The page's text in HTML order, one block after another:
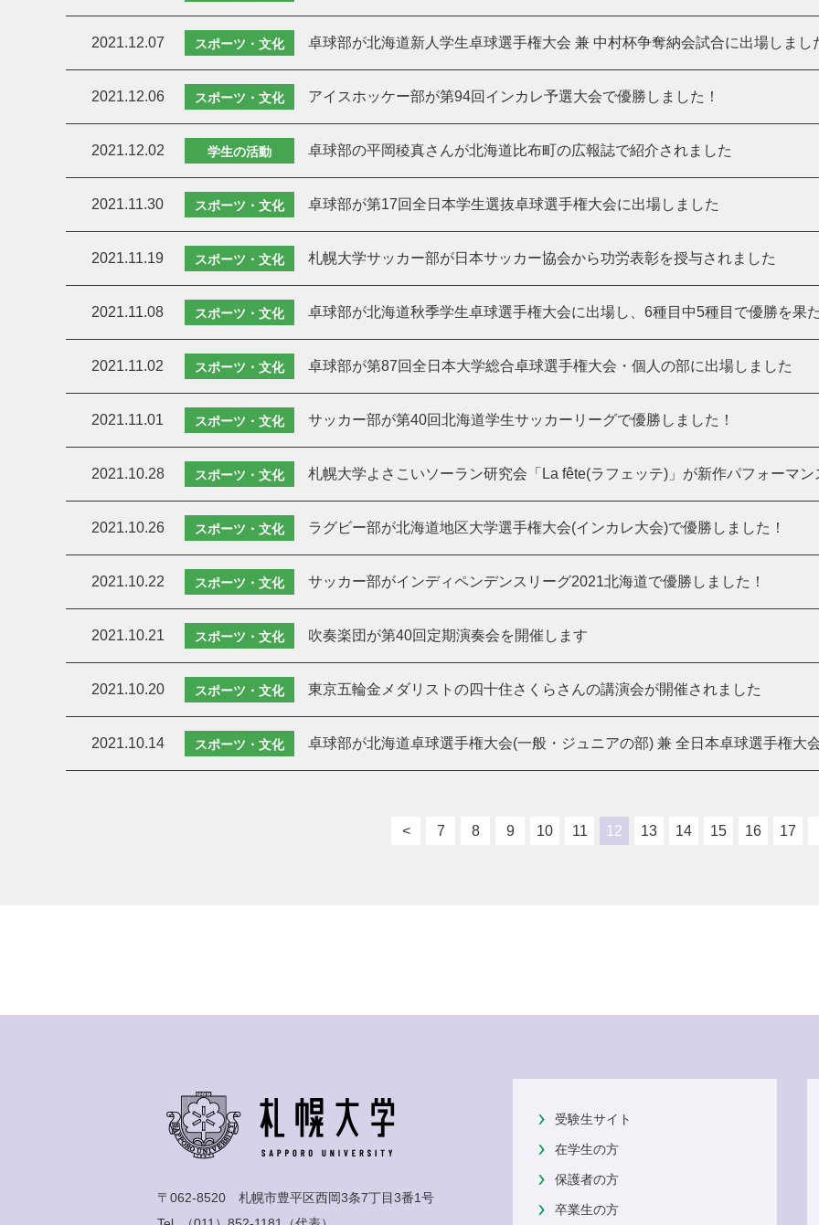
2021.12.07 スポーツ・文化 卓球部が北海道新人学生卓球選手権大会 兼 中村杯争奪納会試合に出場しまし
2021.12.06 スポーツ・文化 アイスホッケー部が第94回インカレ予選大会で優勝しました！
2021.12.02 学生の活動 卓球部の平岡稜真さんが北海道比布町の広報誌で紹介されました
2021.11.30 スポーツ・文化 卓球部が第17回全日本学生選抜卓球選手権大会に出場しました
2021.11.19 スポーツ・文化 札幌大学サッカー部が日本サッカー協会から功労表彰を授与されました
2021.11.08 スポーツ・文化 卓球部が北海道秋季学生卓球選手権大会に出場し、6種目中5種目で優勝を果
2021.11.02 スポーツ・文化 卓球部が第87回全日本大学総合卓球選手権大会・個人の部に出場しました
2021.11.01 スポーツ・文化 サッカー部が第40回北海道学生サッカーリーグで優勝しました！
2021.10.28 スポーツ・文化 札幌大学よさこいソーラン研究会「La fête(ラフェッテ)」が新作パフォーマン
2021.10.26 スポーツ・文化 ラグビー部が北海道地区大学選手権大会(インカレ大会)で優勝しました！
2021.10.22 スポーツ・文化 サッカー部がインディペンデンスリーグ2021北海道で優勝しました！
2021.10.21 スポーツ・文化 吹奏楽団が第40回定期演奏会を開催します
2021.10.20 スポーツ・文化 東京五輪金メダリストの四十住さくらさんの講演会が開催されました
2021.10.14 スポーツ・文化 卓球部が北海道卓球選手権大会(一般・ジュニアの部) 兼 全日本卓球選手権大
< 7 8 9 10 11 12 13 14 15 16 17
〒062-8520 札幌市豊平区西岡3条7丁目3番1号
受験生サイト
在学生の方
保護者の方
卒業生の方